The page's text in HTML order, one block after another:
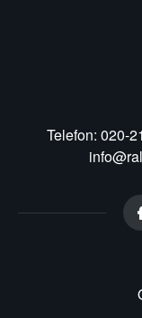
Telefon: 020-